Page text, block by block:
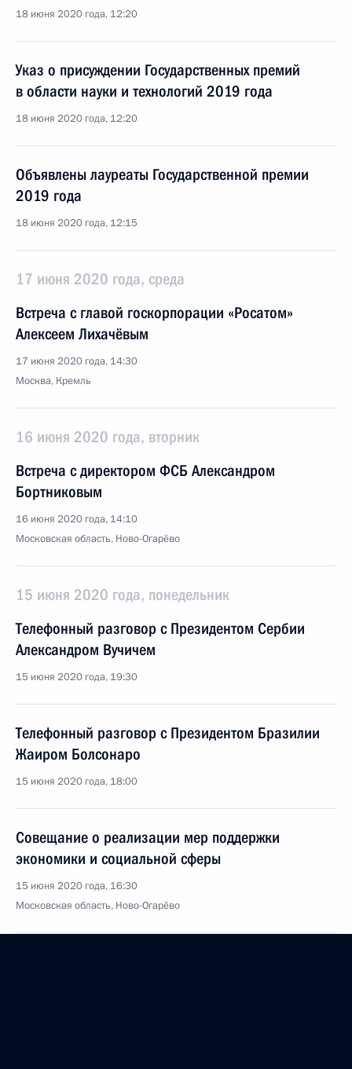
18 июня 2020 года, 12:20
Указ о присуждении Государственных премий
в области науки и технологий 2019 года
18 июня 2020 года, 12:20
Объявлены лауреаты Государственной премии
2019 года
18 июня 2020 года, 12:15
17 июня 2020 года, среда
Встреча с главой госкорпорации «Росатом»
Алексеем Лихачёвым
17 июня 2020 года, 14:30
Москва, Кремль
16 июня 2020 года, вторник
Встреча с директором ФСБ Александром
Бортниковым
16 июня 2020 года, 14:10
Московская область, Ново-Огарёво
15 июня 2020 года, понедельник
Телефонный разговор с Президентом Сербии
Александром Вучичем
15 июня 2020 года, 19:30
Телефонный разговор с Президентом Бразилии
Жаиром Болсонаро
15 июня 2020 года, 18:00
Совещание о реализации мер поддержки
экономики и социальной сферы
15 июня 2020 года, 16:30
Московская область, Ново-Огарёво